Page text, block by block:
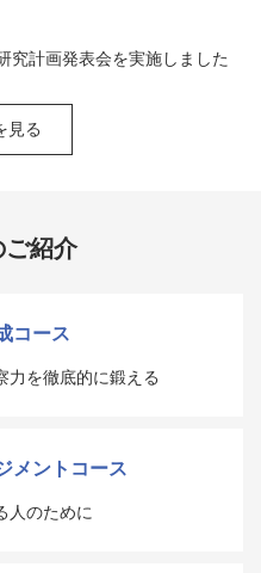
究計画発表会を実施しました
見る
ご紹介
コース
力を徹底的に鍛える
メントコース
人のために